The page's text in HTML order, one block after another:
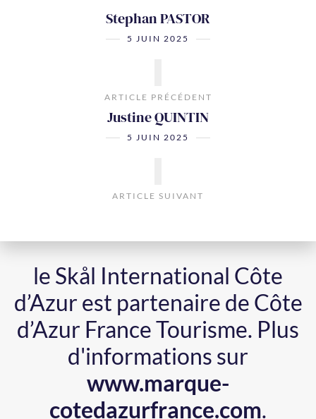
Stephan PASTOR
5 JUIN 2025
ARTICLE PRÉCÉDENT
Justine QUINTIN
5 JUIN 2025
ARTICLE SUIVANT
le Skål International Côte
d’Azur est partenaire de Côte
d’Azur France Tourisme. Plus
d'informations sur
www.marque-
cotedazurfrance.com.